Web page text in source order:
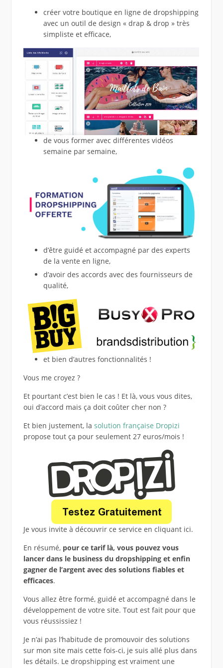
créer votre boutique en ligne de dropshipping
avec un outil de design « drap & drop » très
simpliste et efficace,
de vous former avec différentes vidéos
semaine par semaine,
d’être guidé et accompagné par des experts
de la vente en ligne,
d’avoir des accords avec des fournisseurs de
qualité,
et bien d’autres fonctionnalités !
Vous me croyez ?
Et pourtant c’est bien le cas ! Et là, vous vous dites,
oui d’accord mais ça doit coûter cher non ?
Et bien justement, la solution française Dropizi
propose tout ça pour seulement 27 euros/mois !
Je vous invite à découvrir ce service en cliquant ici.
En résumé, pour ce tarif là, vous pouvez vous
lancer dans le business du dropshipping et enfin
gagner de l’argent avec des solutions fiables et
efficaces.
Vous allez être formé, guidé et accompagné dans le
développement de votre site. Tout est fait pour que
vous réussissiez !
Je n’ai pas l’habitude de promouvoir des solutions
sur mon site mais cette fois-ci, je suis allé plus dans
les détails. Le dropshipping est vraiment une